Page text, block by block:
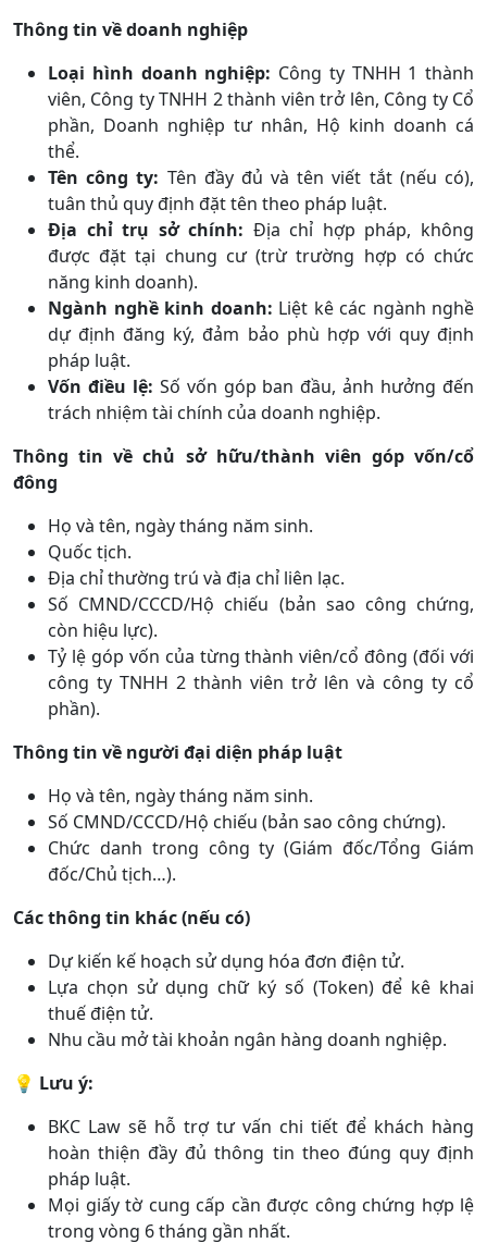
Thông tin về doanh nghiệp
Loại hình doanh nghiệp: Công ty TNHH 1 thành
viên, Công ty TNHH 2 thành viên trở lên, Công ty Cổ
phần, Doanh nghiệp tư nhân, Hộ kinh doanh cá
thể.
Tên công ty: Tên đầy đủ và tên viết tắt (nếu có),
tuân thủ quy định đặt tên theo pháp luật.
Địa chỉ trụ sở chính: Địa chỉ hợp pháp, không
được đặt tại chung cư (trừ trường hợp có chức
năng kinh doanh).
Ngành nghề kinh doanh: Liệt kê các ngành nghề
dự định đăng ký, đảm bảo phù hợp với quy định
pháp luật.
Vốn điều lệ: Số vốn góp ban đầu, ảnh hưởng đến
trách nhiệm tài chính của doanh nghiệp.
Thông tin về chủ sở hữu/thành viên góp vốn/cổ
đông
Họ và tên, ngày tháng năm sinh.
Quốc tịch.
Địa chỉ thường trú và địa chỉ liên lạc.
Số CMND/CCCD/Hộ chiếu (bản sao công chứng,
còn hiệu lực).
Tỷ lệ góp vốn của từng thành viên/cổ đông (đối với
công ty TNHH 2 thành viên trở lên và công ty cổ
phần).
Thông tin về người đại diện pháp luật
Họ và tên, ngày tháng năm sinh.
Số CMND/CCCD/Hộ chiếu (bản sao công chứng).
Chức danh trong công ty (Giám đốc/Tổng Giám
đốc/Chủ tịch…).
Các thông tin khác (nếu có)
Dự kiến kế hoạch sử dụng hóa đơn điện tử.
Lựa chọn sử dụng chữ ký số (Token) để kê khai
thuế điện tử.
Nhu cầu mở tài khoản ngân hàng doanh nghiệp.
💡 Lưu ý:
BKC Law sẽ hỗ trợ tư vấn chi tiết để khách hàng
hoàn thiện đầy đủ thông tin theo đúng quy định
pháp luật.
Mọi giấy tờ cung cấp cần được công chứng hợp lệ
trong vòng 6 tháng gần nhất.